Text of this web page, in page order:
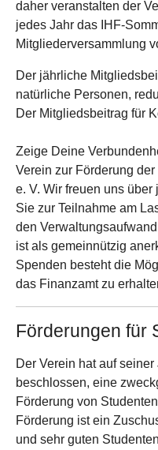
daher veranstalten der
jedes Jahr das IHF-
Mitgliederversammlung
Der jährliche
natürliche Personen,
Der Mitgliedsbeitrag für
Zeige Deine
Verein zur Förderung
e. V. Wir freuen uns
Sie zur Teilnahme am
den
ist als gemeinnützig
Spenden besteht die
das Finanzamt zu
Förderungen für
Der Verein hat auf
beschlossen, eine
Förderung von
Förderung ist ein
und sehr guten